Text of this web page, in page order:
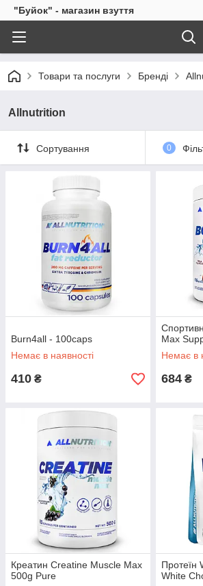
"Буйок" - магазин взуття
Товари та послуги Бренді
Allnutrition
Сортування 0
Burn4all - 100caps
Немає в наявності
410 ₴
Max
Немає в
684 ₴
Креатин Creatine Muscle Max
500g Pure
Протеїн
White